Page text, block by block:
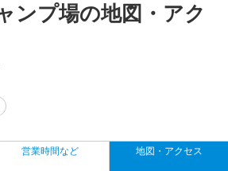
ンプ場の地図・アク
営業時間など 地図・アクセス